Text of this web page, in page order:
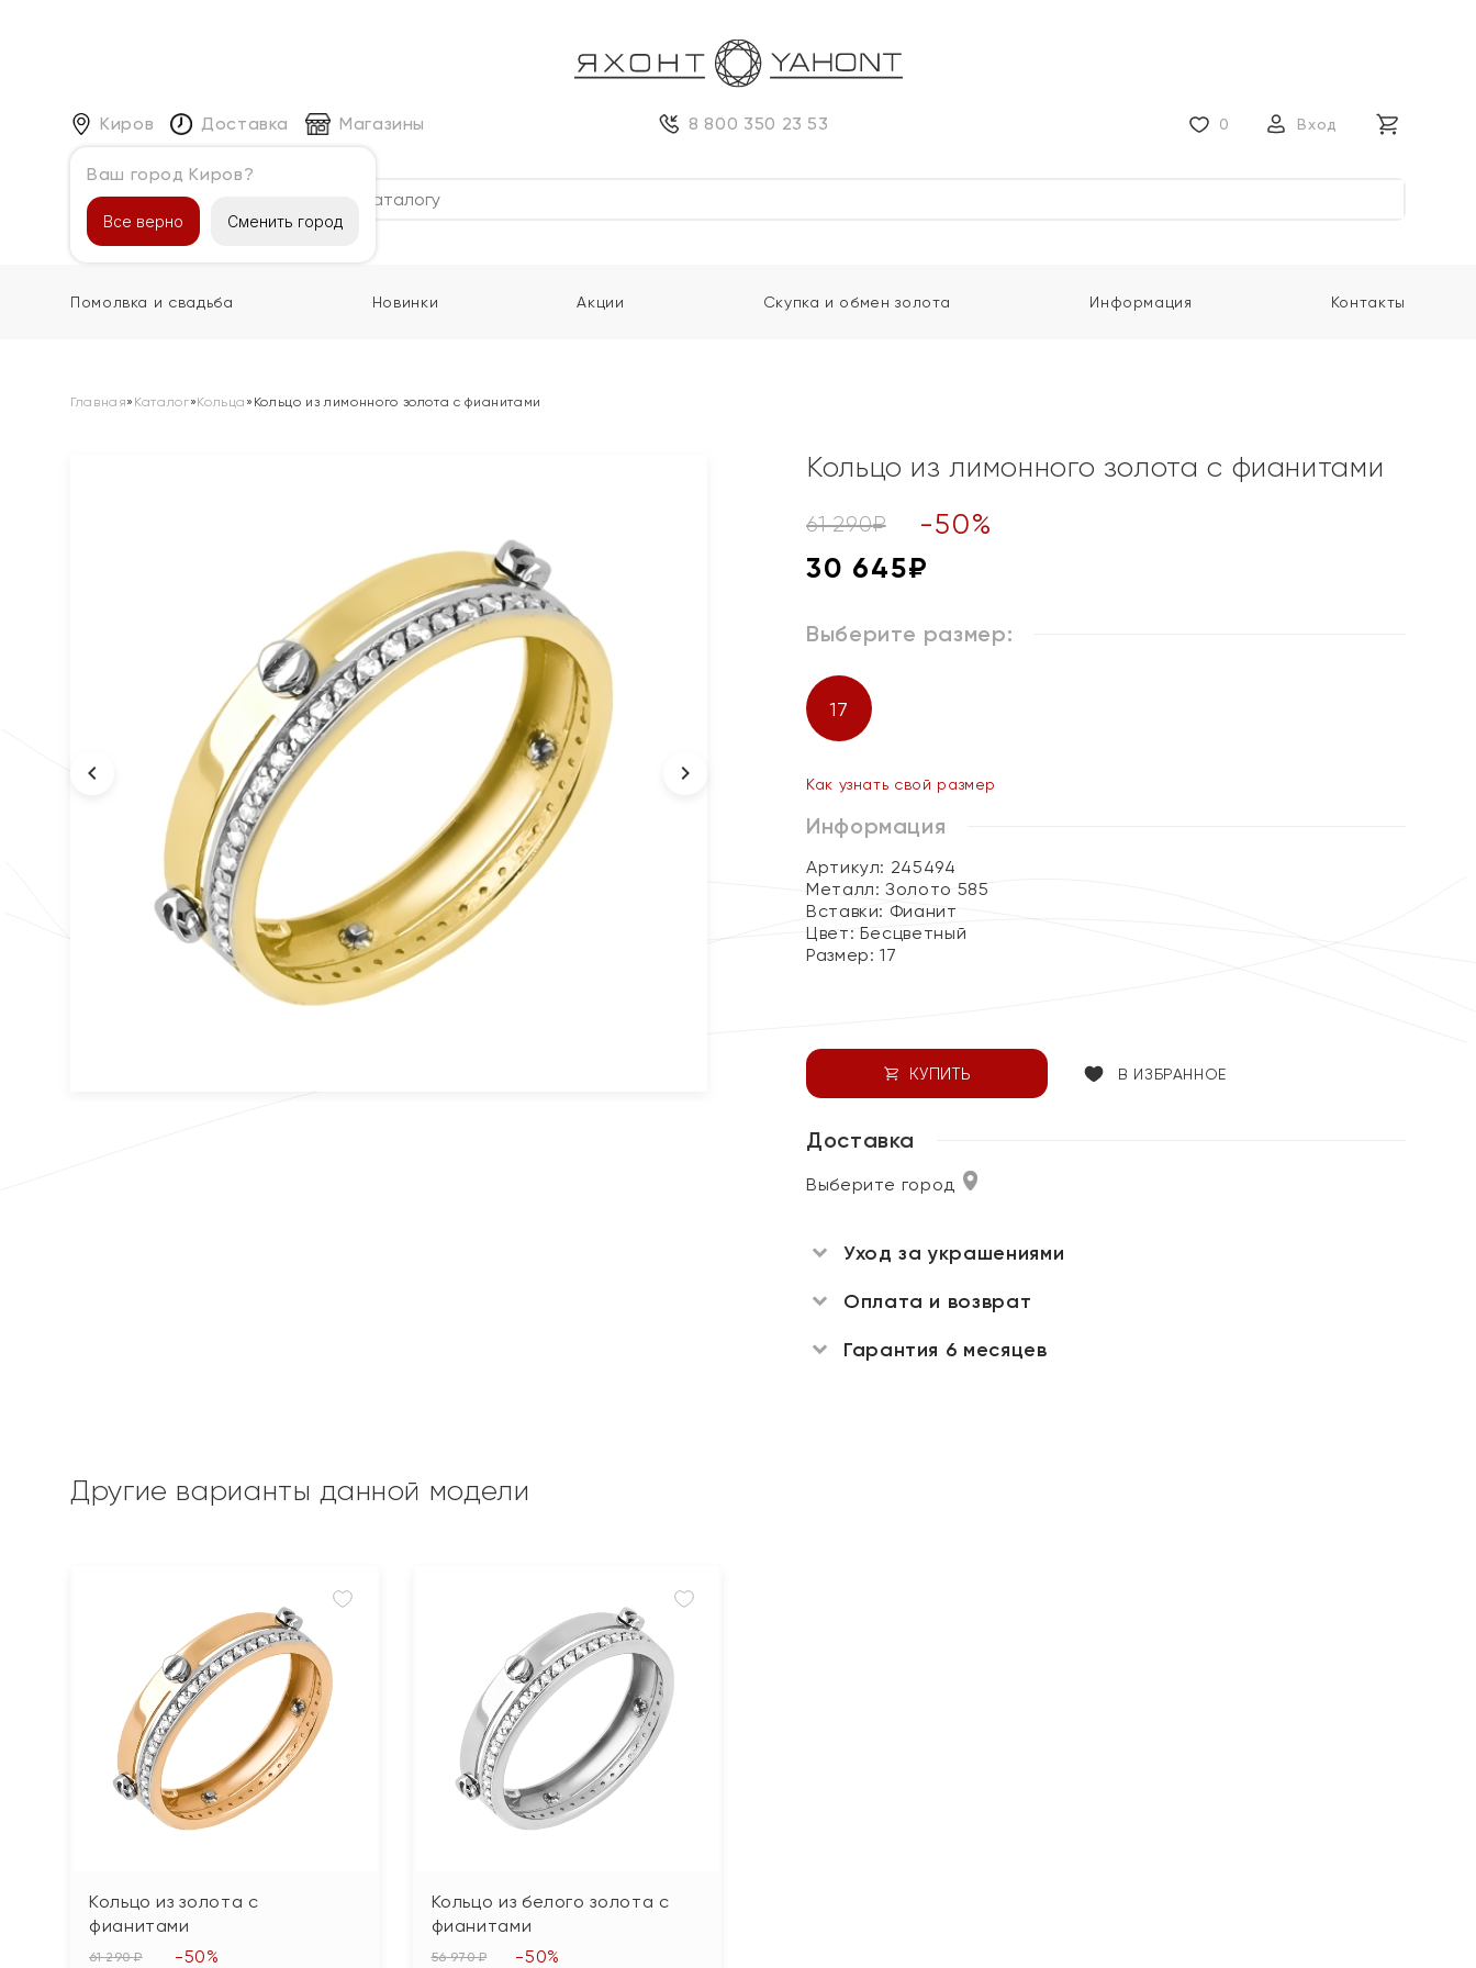
Киров
Ваш город Киров?
Все верно Сменить город
Доставка Магазины 8 800 350 23 53 0 Вход
Каталог
Помолвка и свадьба Новинки Акции Скупка и обмен золота Информация Контакты
Главная» Каталог»Кольца » Кольцо из лимонного золота с фианитами
Кольцо из лимонного золота с фианитами
61 290₽ -50%
30 645₽
Выберите размер:
17
Как узнать свой размер
Информация
Артикул: 245494
Металл:Золото 585
Вставки: Фианит
Цвет: Бесцветный
Размер:17
КУПИТЬ В ИЗБРАННОЕ
Доставка
Выберите город
Уход за украшениями
Оплата и возврат
Гарантия 6 месяцев
Другие варианты данной модели
Кольцо из золота с
фианитами
61 290 ₽ -50%
Кольцо из белого золота с
фианитами
56 970 ₽ -50%